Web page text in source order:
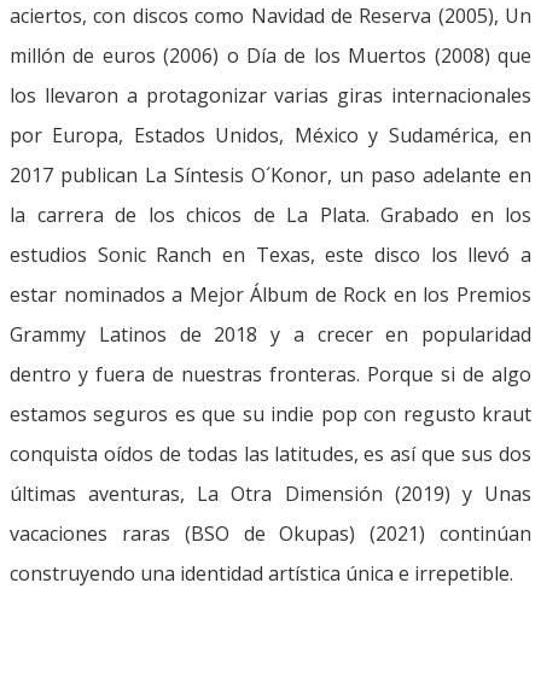
aciertos, con discos como Navidad de Reserva (2005), Un
millón de euros (2006) o Día de los Muertos (2008) que
los llevaron a protagonizar varias giras internacionales
por Europa, Estados Unidos, México y Sudamérica, en
2017 publican La Síntesis O´Konor, un paso adelante en
la carrera de los chicos de La Plata. Grabado en los
estudios Sonic Ranch en Texas, este disco los llevó a
estar nominados a Mejor Álbum de Rock en los Premios
Grammy Latinos de 2018 y a crecer en popularidad
dentro y fuera de nuestras fronteras. Porque si de algo
estamos seguros es que su indie pop con regusto kraut
conquista oídos de todas las latitudes, es así que sus dos
últimas aventuras, La Otra Dimensión (2019) y Unas
vacaciones raras (BSO de Okupas) (2021) continúan
construyendo una identidad artística única e irrepetible.